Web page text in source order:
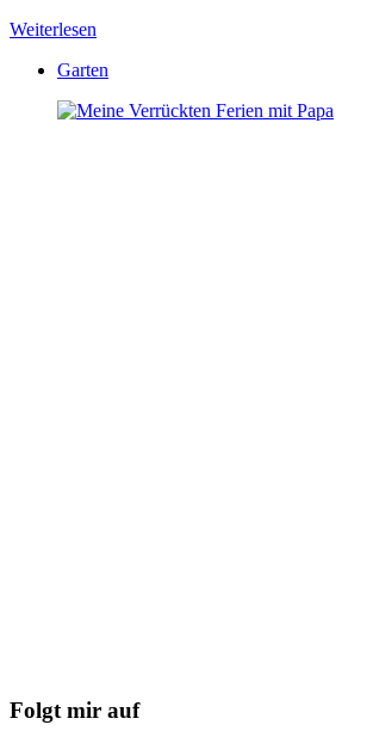
Weiterlesen
Garten
Folgt mir auf